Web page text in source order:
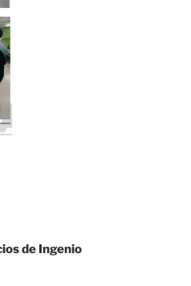
de Ingenio